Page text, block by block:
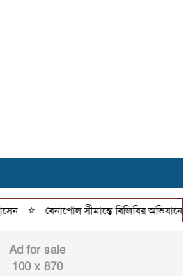
বেনাপোল সীমান্তে বিজিবির অভিযানে ৫ লাখ
Ad for sale
100 x 870